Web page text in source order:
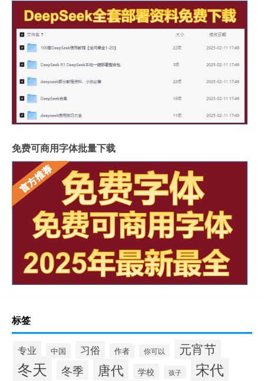
免费可商用字体批量下载
标签
专业 中国 习俗 作者 你可以 元宵节
冬天 冬季 唐代 学校 孩子 宋代